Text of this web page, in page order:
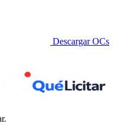
Descargar OCs